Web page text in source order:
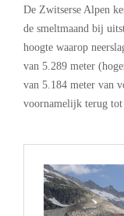
De Zwitserse Alpen
de smeltmaand bij
hoogte waarop
van 5.289 meter
van 5.184 meter van
voornamelijk terug